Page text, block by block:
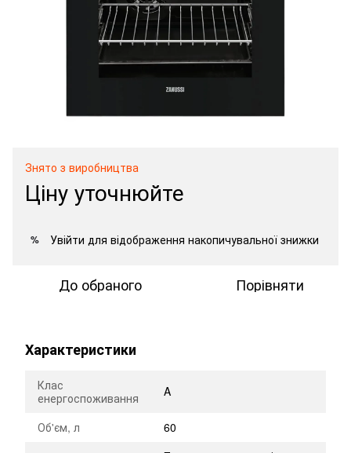
Знято з виробництва
Ціну уточнюйте
% Увійти для відображення накопичувальної знижки
До обраного Порівняти
Характеристики
Клас
енергоспоживання
A
Об'єм, л 60